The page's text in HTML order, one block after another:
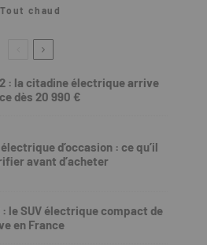
Tout chaud
: la citadine électrique arrive
dès 20 990 €
d’occasion : ce qu’il
avant d’acheter
: le SUV électrique compact de
en France